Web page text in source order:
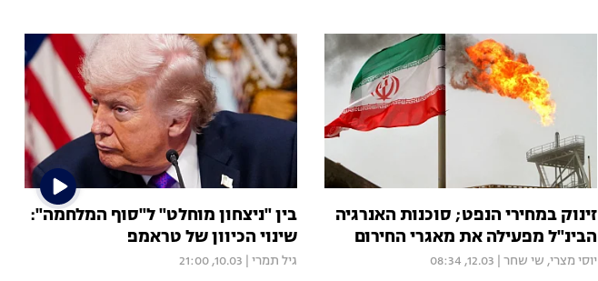
זינוק במחירי הנפט; סוכנות האנרגיה
הבינ"ל מפעילה את מאגרי החירום
יוסי מצרי, שי שחר 12.03, 08:34
בין "ניצחון מוחלט" ל"סוף המלחמה":
שינוי הכיוון של טראמפ
גיל תמרי 10.03, 21:00